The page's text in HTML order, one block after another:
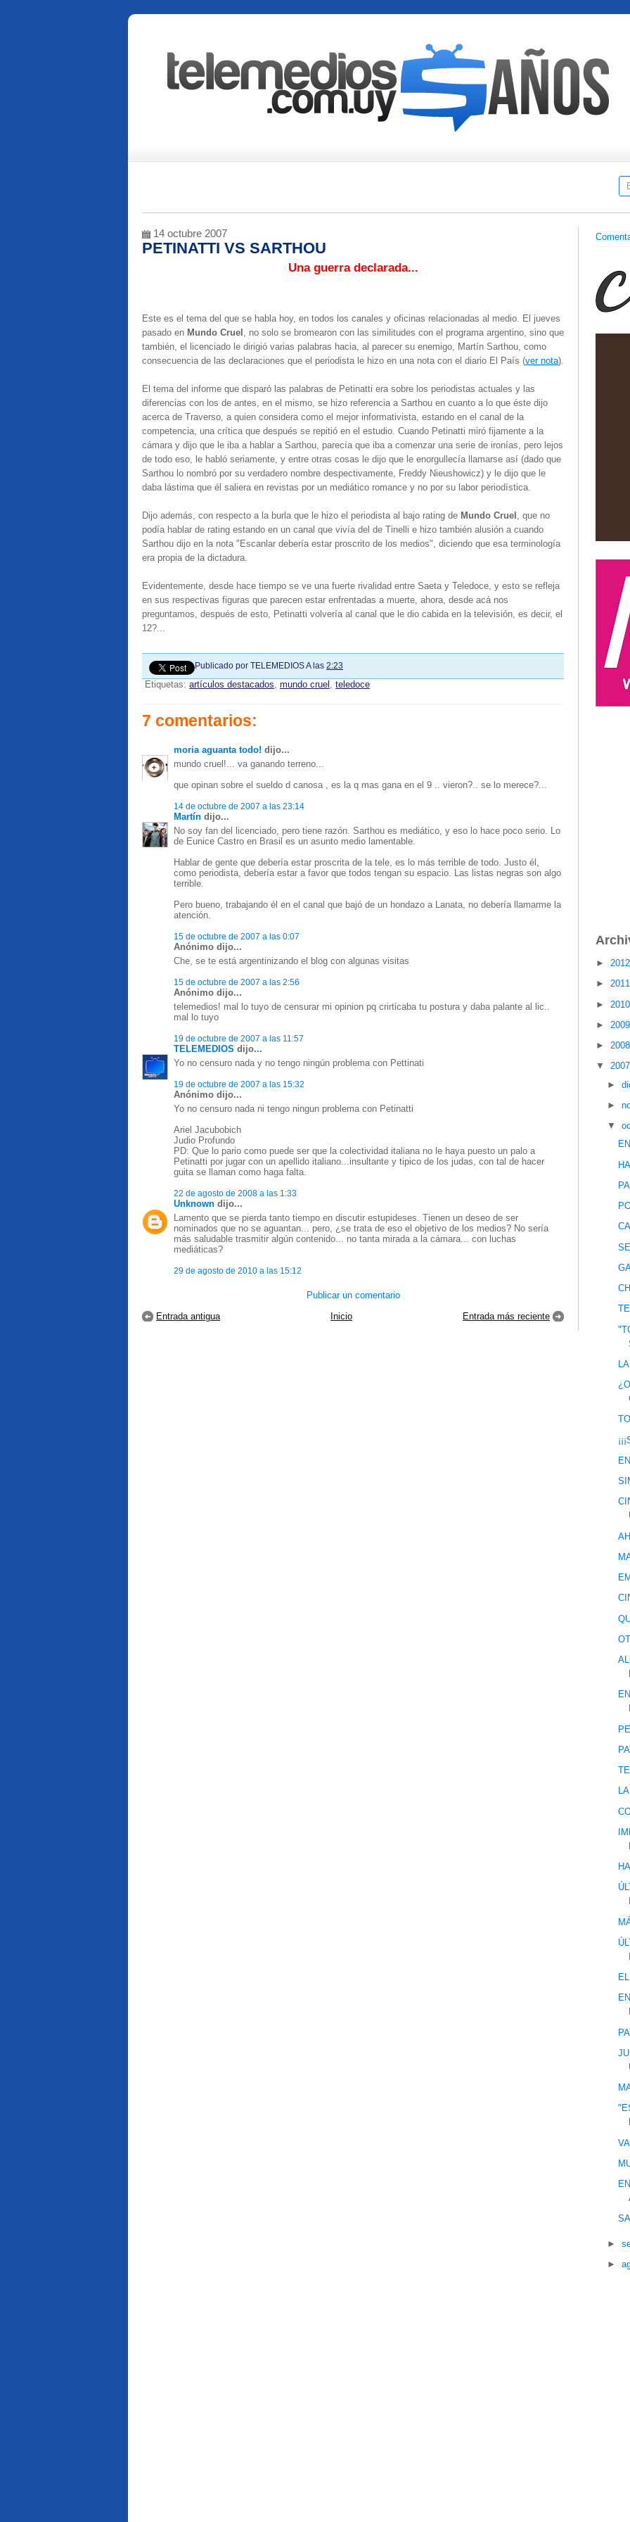
14 octubre 2007
PETINATTI VS SARTHOU
Una guerra declarada...
Este es el tema del que se habla hoy, en todos los canales y oficinas relacionadas al medio. El jueves
pasado en Mundo Cruel , no solo se bromearon con las similitudes con el programa argentino, sino que
también, el licenciado le dirigió varias palabras hacia, al parecer su enemigo, Martín Sarthou, como
consecuencia de las declaraciones que el periodista le hizo en una nota con el diario El País (ver nota).
El tema del informe que disparó las palabras de Petinatti era sobre los periodistas actuales y las
diferencias con los de antes, en el mismo, se hizo referencia a Sarthou en cuanto a lo que éste dijo
acerca de Traverso, a quien considera como el mejor informativista, estando en el canal de la
competencia, una crítica que después se repitió en el estudio. Cuando Petinatti miró fijamente a la
cámara y dijo que le iba a hablar a Sarthou, parecía que iba a comenzar una serie de ironías, pero lejos
de todo eso, le habló seriamente, y entre otras cosas le dijo que le enorgullecía llamarse así (dado que
Sarthou lo nombró por su verdadero nombre despectivamente, Freddy Nieushowicz) y le dijo que le
daba lástima que él saliera en revistas por un mediático romance y no por su labor periodística.
Dijo además, con respecto a la burla que le hizo el periodista al bajo rating de Mundo Cruel , que no
podía hablar de rating estando en un canal que vivía del de Tinelli e hizo también alusión a cuando
Sarthou dijo en la nota "Escanlar debería estar proscrito de los medios", diciendo que esa terminología
era propia de la dictadura.
Evidentemente, desde hace tiempo se ve una fuerte rivalidad entre Saeta y Teledoce, y esto se refleja
en sus respectivas figuras que parecen estar enfrentadas a muerte, ahora, desde acá nos
preguntamos, después de esto, Petinatti volvería al canal que le dio cabida en la televisión, es decir, el
12?...
Publicado por TELEMEDIOSA las 2:23
Etiquetas: artículos destacados, mundo cruel , teledoce
7 comentarios:
moria aguanta todo! dijo...
mundo cruel!... va ganando terreno...
que opinan sobre el sueldo d canosa , es la q mas gana en el 9 .. vieron?.. se lo merece?...
14 de octubre de 2007 a las 23:14
Martín dijo...
No soy fan del licenciado, pero tiene razón. Sarthou es mediático, y eso lo hace poco serio. Lo
de Eunice Castro en Brasil es un asunto medio lamentable.
Hablar de gente que debería estar proscrita de la tele, es lo más terrible de todo. Justo él,
como periodista, debería estar a favor que todos tengan su espacio. Las listas negras son algo
terrible.
Pero bueno, trabajando él en el canal que bajó de un hondazo a Lanata, no debería llamarme la
atención.
15 de octubre de 2007 a las 0:07
Anónimo dijo...
Che, se te está argentinizando el blog con algunas visitas
15 de octubre de 2007 a las 2:56
Anónimo dijo...
telemedios! mal lo tuyo de censurar mi opinion pq crirticaba tu postura y daba palante al lic..
mal lo tuyo
19 de octubre de 2007 a las 11:57
TELEMEDIOS dijo...
Yo no censuro nada y no tengo ningún problema con Pettinati
19 de octubre de 2007 a las 15:32
Anónimo dijo...
Yo no censuro nada ni tengo ningun problema con Petinatti
Ariel Jacubobich
Judio Profundo
PD: Que lo pario como puede ser que la colectividad italiana no le haya puesto un palo a
Petinatti por jugar con un apellido italiano...insultante y tipico de los judas, con tal de hacer
guita se llaman como haga falta.
22 de agosto de 2008 a las 1:33
Unknown dijo...
Lamento que se pierda tanto tiempo en discutir estupideses. Tienen un deseo de ser
nominados que no se aguantan... pero, ¿se trata de eso el objetivo de los medios? No sería
más saludable trasmitir algún contenido... no tanta mirada a la cámara... con luchas
mediáticas?
29 de agosto de 2010 a las 15:12
Publicar un comentario
Entrada más reciente
Entrada antigua Inicio
►
►
►
►
►
▼
►
►
▼
►
►